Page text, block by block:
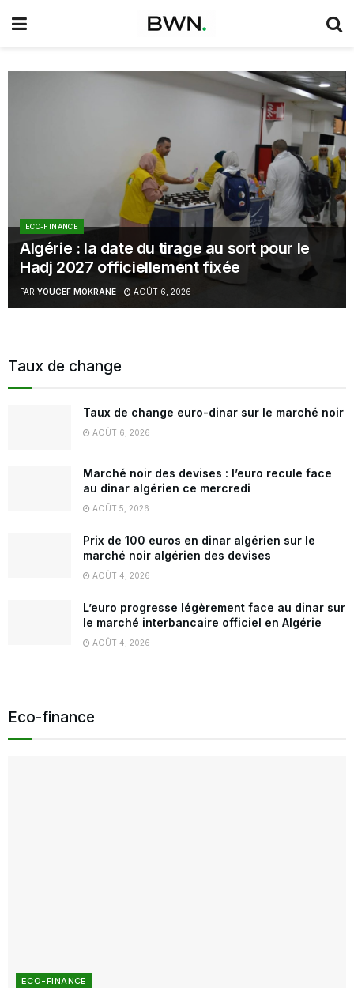
ECO-FINANCE
Algérie : la date du tirage au sort pour le
Hadj 2027 officiellement fixée
PAR YOUCEF MOKRANE AOÛT 6, 2026
Taux de change
Taux de change euro-dinar sur le marché noir
AOÛT 6, 2026
Marché noir des devises : l’euro recule face
au dinar algérien ce mercredi
AOÛT 5, 2026
Prix de 100 euros en dinar algérien sur le
marché noir algérien des devises
AOÛT 4, 2026
L’euro progresse légèrement face au dinar sur
le marché interbancaire officiel en Algérie
AOÛT 4, 2026
Eco-finance
ECO-FINANCE